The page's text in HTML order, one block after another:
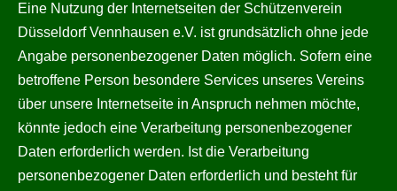
Eine Nutzung der Internetseiten der Schützenverein
Düsseldorf Vennhausen e.V. ist grundsätzlich ohne jede
Angabe personenbezogener Daten möglich. Sofern eine
betroffene Person besondere Services unseres Vereins
über unsere Internetseite in Anspruch nehmen möchte,
könnte jedoch eine Verarbeitung personenbezogener
Daten erforderlich werden. Ist die Verarbeitung
personenbezogener Daten erforderlich und besteht für